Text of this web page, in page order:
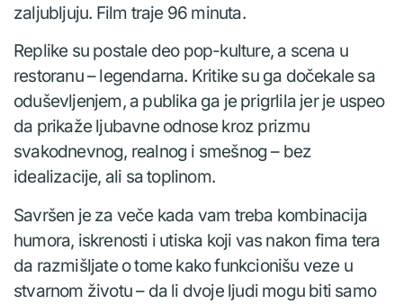
zaljubljuju. Film traje 96 minuta.
Replike su postale deo pop-kulture, a scena u
restoranu – legendarna. Kritike su ga dočekale sa
oduševljenjem, a publika ga je prigrlila jer je uspeo
da prikaže ljubavne odnose kroz prizmu
svakodnevnog, realnog i smešnog – bez
idealizacije, ali sa toplinom.
Savršen je za veče kada vam treba kombinacija
humora, iskrenosti i utiska koji vas nakon fima tera
da razmišljate o tome kako funkcionišu veze u
stvarnom životu – da li dvoje ljudi mogu biti samo